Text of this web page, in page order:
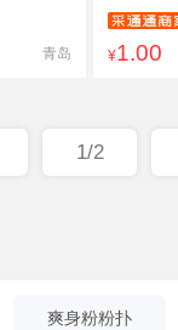
青岛 ¥1.00
1/2
爽身粉粉扑